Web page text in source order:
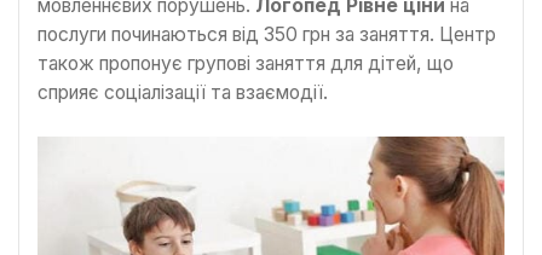
мовленнєвих порушень. Логопед Рівне ціни на
послуги починаються від 350 грн за заняття. Центр
також пропонує групові заняття для дітей, що
сприяє соціалізації та взаємодії.